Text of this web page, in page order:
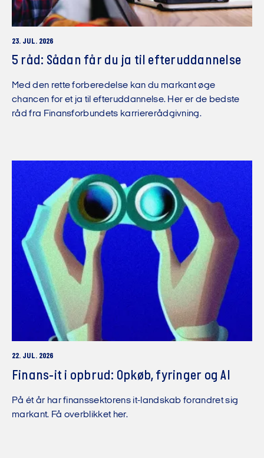
23. JUL. 2026
5 råd: Sådan får du ja til efteruddannelse
Med den rette forberedelse kan du markant øge
chancen for et ja til efteruddannelse. Her er de bedste
råd fra Finansforbundets karriererådgivning.
22. JUL. 2026
Finans-it i opbrud: Opkøb, fyringer og AI
På ét år har finanssektorens it-landskab forandret sig
markant. Få overblikket her.